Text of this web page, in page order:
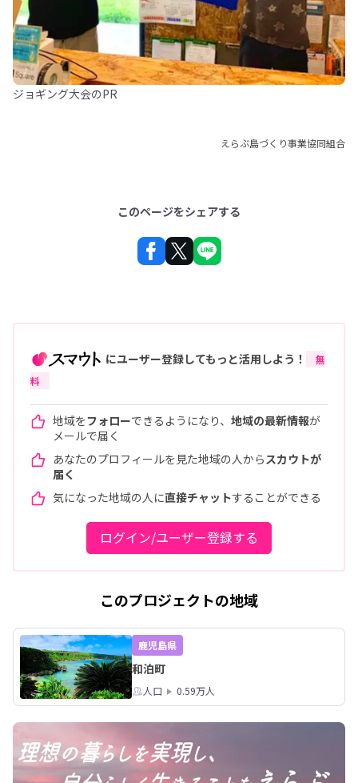
ジョギング大会のPR
えらぶ島づくり事業協同組合
このページをシェアする
にユーザー登録してもっと活用しよう！
無
料
地域をフォローできるようになり、 地域の最新情報が
メールで届く
あなたのプロフィールを見た地域の人から スカウトが
届く
気になった地域の人に直接チャットすることができる
ログイン/ユーザー登録する
このプロジェクトの地域
鹿児島県
和泊町
人口 0.59万人